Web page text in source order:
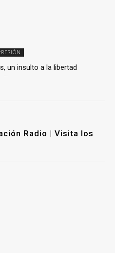
un insulto a la libertad
Radio | Visita los